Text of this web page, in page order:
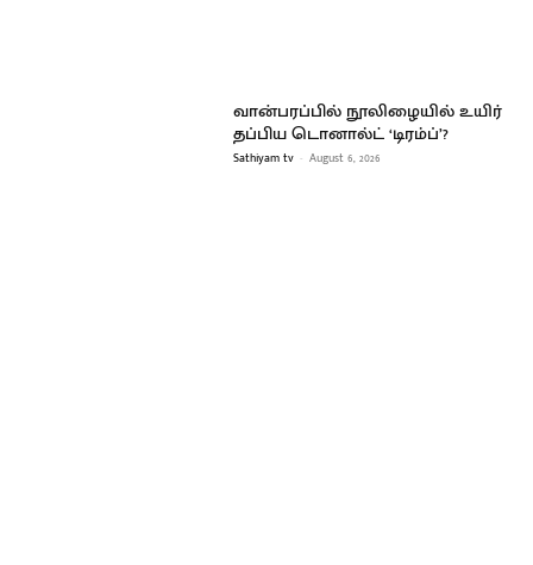
வான்பரப்பில் நூலிழையில் உயிர்
தப்பிய டொனால்ட் ‘டிரம்ப்’?
Sathiyam tv - August 6, 2026